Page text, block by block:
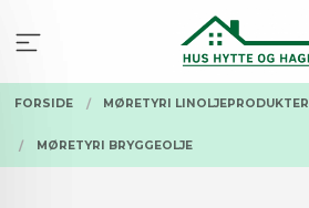
innholdet
FORSIDE MØRETYRI LINOLJEPRODUKTER
MØRETYRI BRYGGEOLJE